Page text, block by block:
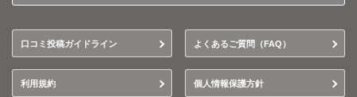
口コミ投稿ガイドライン よくあるご質問（FAQ）
利用規約 個人情報保護方針